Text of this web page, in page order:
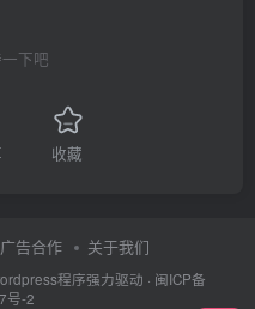
下吧
收藏
广告合作 关于我们
程序强力驱动 · 闽ICP备
号-2